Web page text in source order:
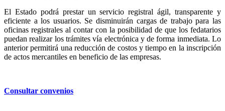
El Estado podrá prestar un servicio registral ágil, transparente y
eficiente a los usuarios. Se disminuirán cargas de trabajo para las
oficinas registrales al contar con la posibilidad de que los fedatarios
puedan realizar los trámites vía electrónica y de forma inmediata. Lo
anterior permitirá una reducción de costos y tiempo en la inscripción
de actos mercantiles en beneficio de las empresas.
Consultar convenios